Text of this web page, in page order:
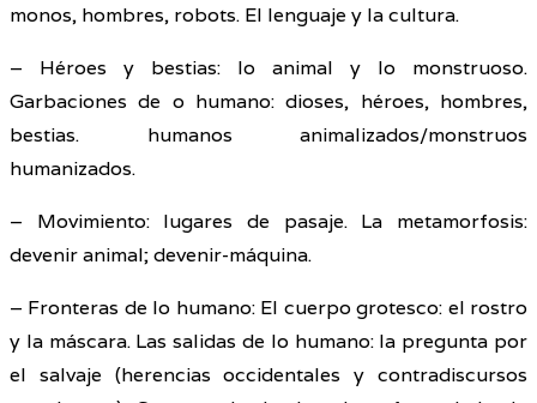
monos, hombres, robots. El lenguaje y la cultura.
– Héroes y bestias: lo animal y lo monstruoso.
Garbaciones de o humano: dioses, héroes, hombres,
bestias. humanos animalizados/monstruos
humanizados.
– Movimiento: lugares de pasaje. La metamorfosis:
devenir animal; devenir-máquina.
– Fronteras de lo humano: El cuerpo grotesco: el rostro
y la máscara. Las salidas de lo humano: la pregunta por
el salvaje (herencias occidentales y contradiscursos